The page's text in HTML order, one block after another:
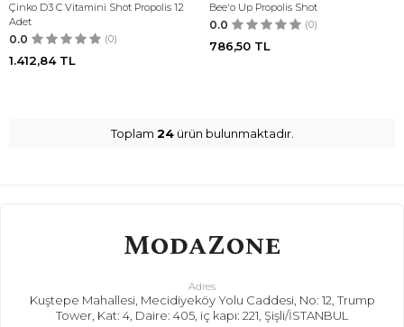
Çinko D3 C Vitamini Shot Propolis 12
Adet
0.0 (0)
1.412,84TL
Bee'o Up Propolis Shot
0.0 (0)
786,50 TL
Toplam 24ürün bulunmaktadır.
Adres
Kuştepe Mahallesi, Mecidiyeköy Yolu Caddesi, No: 12, Trump
Tower, Kat: 4, Daire: 405, iç kapı: 221, Şişli/İSTANBUL